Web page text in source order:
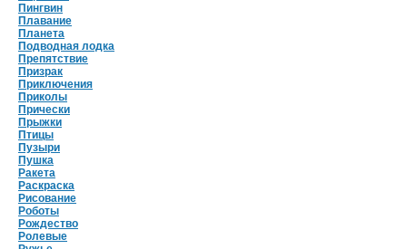
Пингвин
Плавание
Планета
Подводная лодка
Препятствие
Призрак
Приключения
Приколы
Прически
Прыжки
Птицы
Пузыри
Пушка
Ракета
Раскраска
Рисование
Роботы
Рождество
Ролевые